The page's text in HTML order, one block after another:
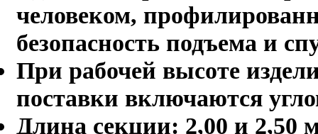
человеком,
безопасность подъема и
При рабочей высоте
поставки включаются
Длина секции: 2,00 и 2,50